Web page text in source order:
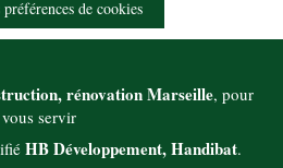
de cookies
rénovation Marseille, pour
vous servir
HB Développement, Handibat.